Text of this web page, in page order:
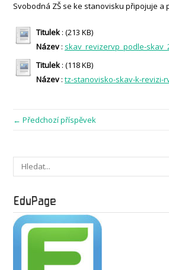
Svobodná ZŠ se ke stanovisku připojuje a
Titulek: (213 KB)
Název: skav_revizervp_podle-
Titulek: (118 KB)
Název: tz-stanovisko-skav-k-revizi-
← Předchozí příspěvek
EduPage